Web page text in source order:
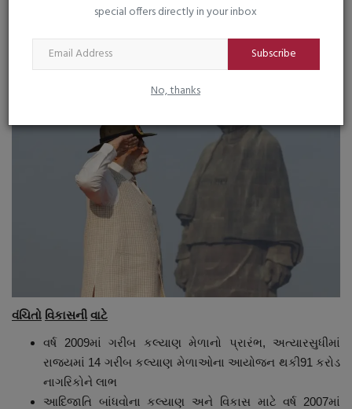
special offers directly in your inbox
Subscribe
No, thanks
રોગો સામે લડવા રસી આપવામાં આવે છે.
વંચિતો વિકાસની વાટે
વર્ષ 2009માં ગરીબ કલ્યાણ મેળાનો પ્રારંભ, અત્યારસુધીમાં
રાજ્યમાં 14 ગરીબ કલ્યાણ મેળાઓના આયોજન થકી91 કરોડ
નાગરિકોને લાભ
આદિજાતિ બાંધવોના કલ્યાણ અને વિકાસ માટે વર્ષ 2007માં